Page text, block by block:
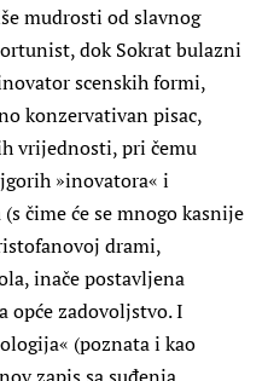
mudrosti od slavnog
dok Sokrat bulazni
scenskih formi,
konzervativan pisac,
vrijednosti, pri čemu
»inovatora« i
čime će se mnogo kasnije
drami,
inače postavljena
opće zadovoljstvo. I
(poznata i kao